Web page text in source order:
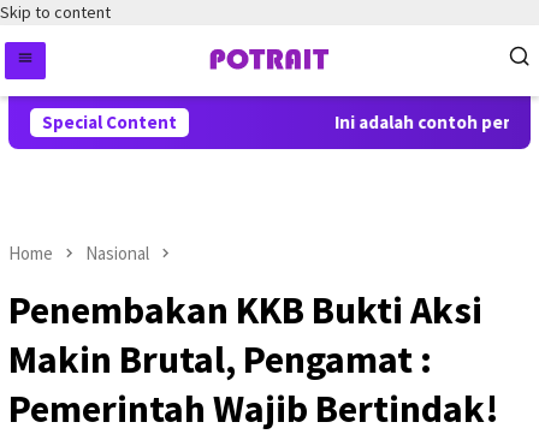
Skip to content
Special Content Ini adalah contoh
Home Nasional
Penembakan KKB Bukti Aksi
Makin Brutal, Pengamat :
Pemerintah Wajib Bertindak!